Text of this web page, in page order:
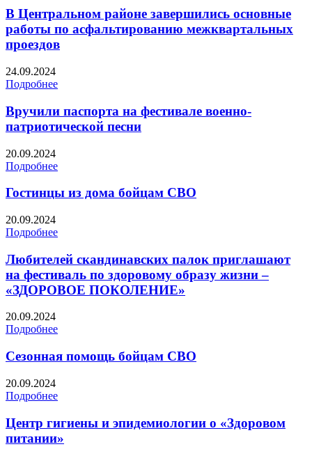
В Центральном районе завершились основные
работы по асфальтированию межквартальных
проездов
24.09.2024
Подробнее
Вручили паспорта на фестивале военно-
патриотической песни
20.09.2024
Подробнее
Гостинцы из дома бойцам СВО
20.09.2024
Подробнее
Любителей скандинавских палок приглашают
на фестиваль по здоровому образу жизни –
«ЗДОРОВОЕ ПОКОЛЕНИЕ»
20.09.2024
Подробнее
Сезонная помощь бойцам СВО
20.09.2024
Подробнее
Центр гигиены и эпидемиологии о «Здоровом
питании»